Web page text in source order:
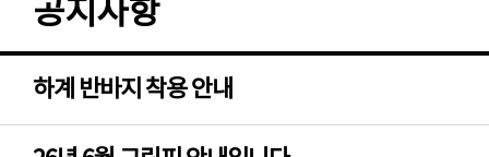
공지사항
하계 반바지 착용 안내